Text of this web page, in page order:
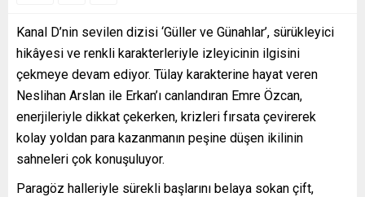
Kanal D’nin sevilen dizisi ‘Güller ve Günahlar’, sürükleyici
hikâyesi ve renkli karakterleriyle izleyicinin ilgisini
çekmeye devam ediyor. Tülay karakterine hayat veren
Neslihan Arslan ile Erkan’ı canlandıran Emre Özcan,
enerjileriyle dikkat çekerken, krizleri fırsata çevirerek
kolay yoldan para kazanmanın peşine düşen ikilinin
sahneleri çok konuşuluyor.
Paragöz halleriyle sürekli başlarını belaya sokan çift,